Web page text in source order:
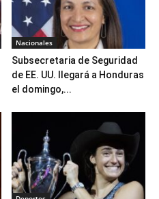
Nacionales
Subsecretaria de Seguridad
de EE. UU. llegará a Honduras
el domingo,...